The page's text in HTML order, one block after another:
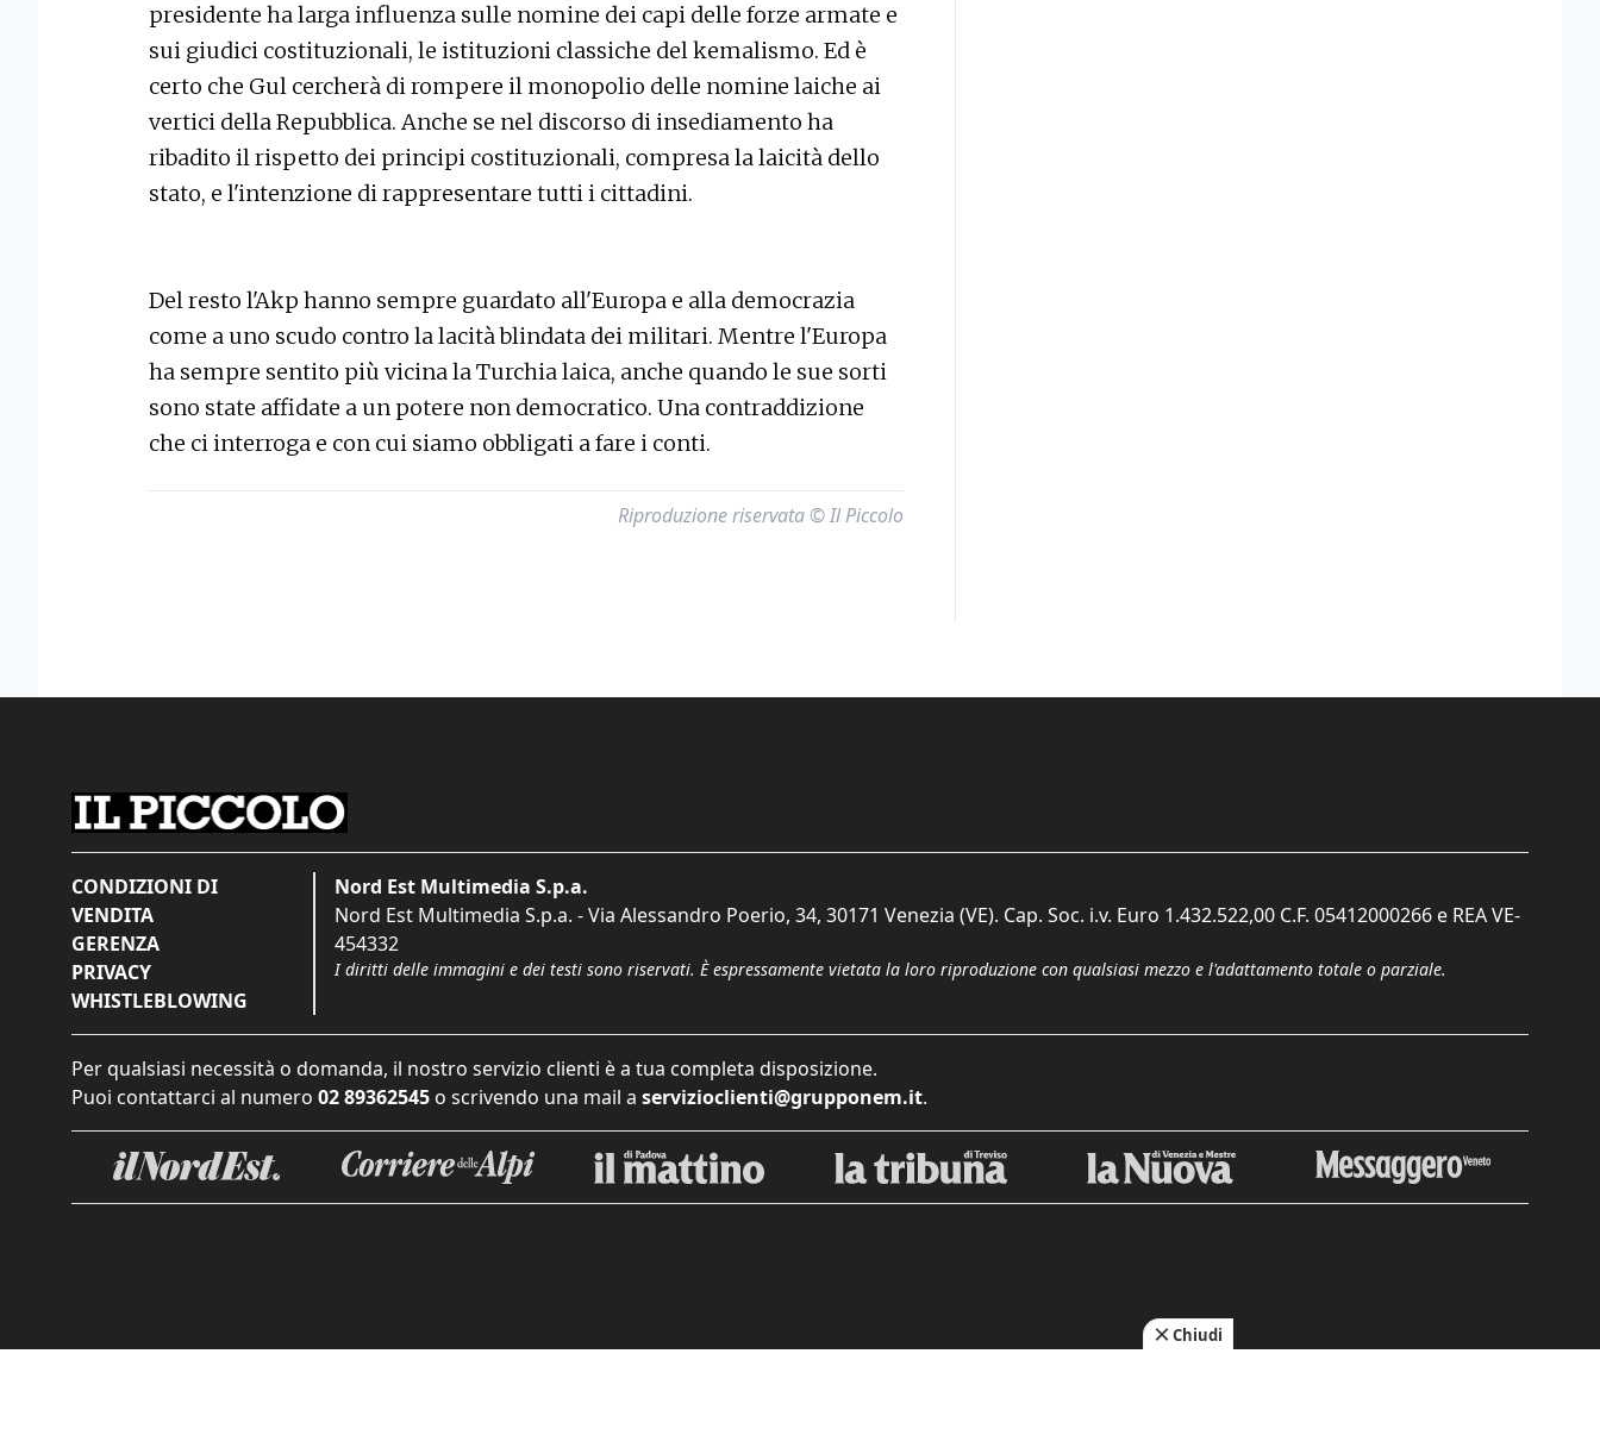
presidente ha larga influenza sulle nomine dei capi delle forze armate e
sui giudici costituzionali, le istituzioni classiche del kemalismo. Ed è
certo che Gul cercherà di rompere il monopolio delle nomine laiche ai
vertici della Repubblica. Anche se nel discorso di insediamento ha
ribadito il rispetto dei principi costituzionali, compresa la laicità dello
stato, e l'intenzione di rappresentare tutti i cittadini.
Del resto l'Akp hanno sempre guardato all'Europa e alla democrazia
come a uno scudo contro la lacità blindata dei militari. Mentre l'Europa
ha sempre sentito più vicina la Turchia laica, anche quando le sue sorti
sono state affidate a un potere non democratico. Una contraddizione
che ci interroga e con cui siamo obbligati a fare i conti.
Riproduzione riservata © Il Piccolo
CONDIZIONI DI
VENDITA
GERENZA
PRIVACY
WHISTLEBLOWING
Nord Est Multimedia S.p.a.
Nord Est Multimedia S.p.a. - Via Alessandro Poerio, 34, 30171 Venezia (VE). Cap. Soc. i.v. Euro 1.432.522,00 C.F. 05412000266 e REA VE-
454332
I diritti delle immagini e dei testi sono riservati. È espressamente vietata la loro riproduzione con qualsiasi mezzo e l'adattamento totale o parziale.
Per qualsiasi necessità o domanda, il nostro servizio clienti è a tua completa disposizione.
Puoi contattarci al numero 02 89362545 o scrivendo una mail a servizioclienti@grupponem.it.
Chiudi